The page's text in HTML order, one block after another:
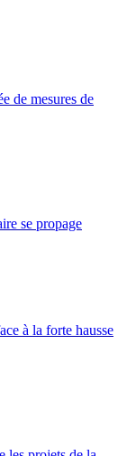
de mesures de
se propage
à la forte hausse